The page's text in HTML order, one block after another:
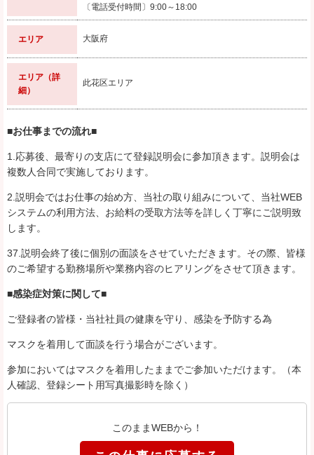
〔電話受付時間〕9:00～18:00
エリア 大阪府
エリア（詳
細）
此花区エリア
■お仕事までの流れ■
1.応募後、最寄りの支店にて登録説明会に参加頂きます。説明会は
複数人合同で実施しております。
2.説明会ではお仕事の始め方、当社の取り組みについて、当社WEB
システムの利用方法、お給料の受取方法等を詳しく丁寧にご説明致
します。
37.説明会終了後に個別の面談をさせていただきます。その際、皆様
のご希望する勤務場所や業務内容のヒアリングをさせて頂きます。
■感染症対策に関して■
ご登録者の皆様・当社社員の健康を守り、感染を予防する為
マスクを着用して面談を行う場合がございます。
参加においてはマスクを着用したままでご参加いただけます。（本
人確認、登録シート用写真撮影時を除く）
このままWEBから！